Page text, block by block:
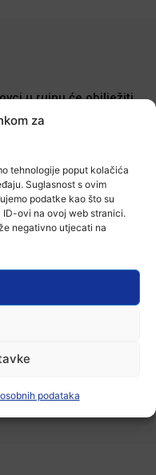
za
tehnologije poput kolačića
Suglasnost s ovim
podatke kao što su
ovi na ovoj web stranici.
negativno utjecati na
podataka
u rujnu će obilježiti
djelovanja
još jedna
Ljetna škola magije
otežana